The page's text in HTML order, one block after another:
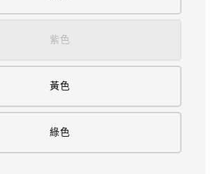
紫色
黃色
綠色